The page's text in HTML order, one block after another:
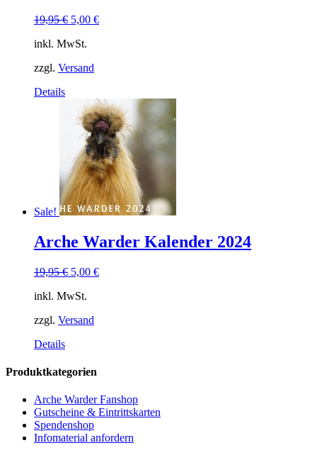
19,95€ 5,00 €
inkl. MwSt.
zzgl. Versand
Details
Sale!
Arche Warder Kalender 2024
19,95€ 5,00 €
inkl. MwSt.
zzgl. Versand
Details
Produktkategorien
Arche Warder Fanshop
Gutscheine & Eintrittskarten
Spendenshop
Infomaterial anfordern